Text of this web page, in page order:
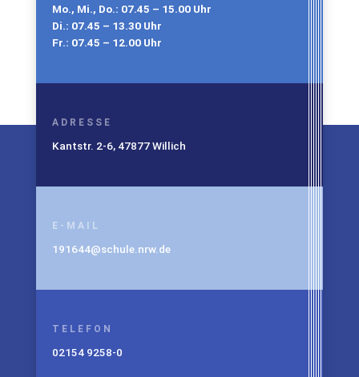
Mo., Mi., Do.: 07.45 – 15.00 Uhr
Di.: 07.45 – 13.30 Uhr
Fr.: 07.45 – 12.00 Uhr
ADRESSE
Kantstr. 2-6, 47877 Willich
E-MAIL
191644@schule.nrw.de
TELEFON
02154 9258-0